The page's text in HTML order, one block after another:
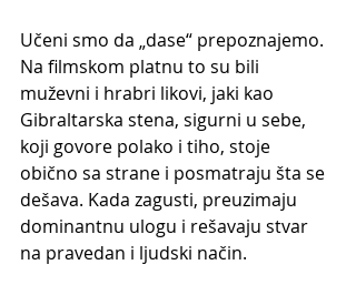
Učeni smo da „dase“ prepoznajemo.
Na filmskom platnu to su bili
muževni i hrabri likovi, jaki kao
Gibraltarska stena, sigurni u sebe,
koji govore polako i tiho, stoje
obično sa strane i posmatraju šta se
dešava. Kada zagusti, preuzimaju
dominantnu ulogu i rešavaju stvar
na pravedan i ljudski način.